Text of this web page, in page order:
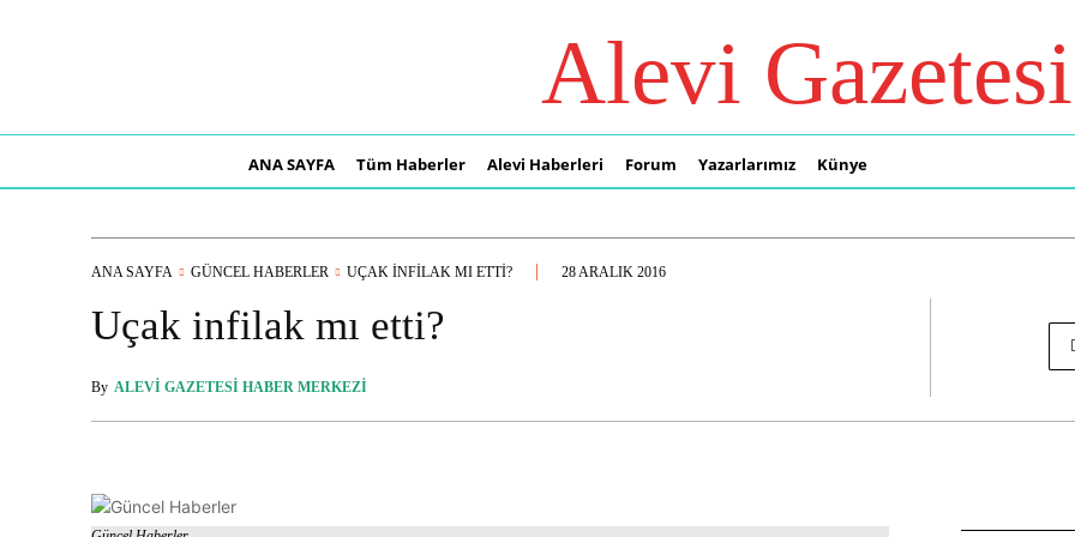
Alevi Gazetesi
ANA SAYFA Tüm Haberler Alevi Haberleri Forum Yazarlarımız Künye
ANA SAYFA GÜNCEL HABERLER UÇAK INFILAK MI ETTI? 28 ARALIK 2016
Uçak infilak mı etti?
By ALEVI GAZETESI HABER MERKEZI